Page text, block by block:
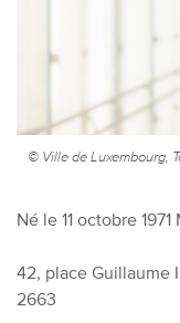
© Ville de Luxembourg,
Né le 11 octobre 1971
42, place Guillaume
2663